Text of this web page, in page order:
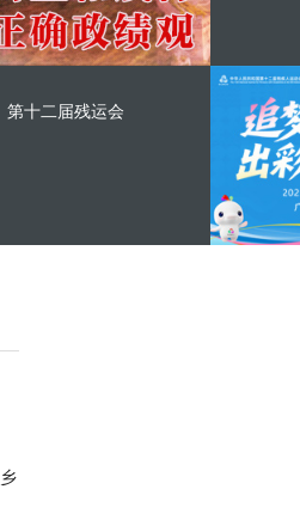
第十二届残运会